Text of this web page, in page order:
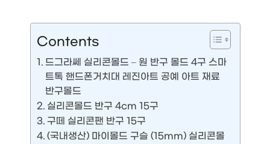
Contents
드그라쎄 실리콘몰드 – 원 반구 몰드 4구 스마
트톡 핸드폰거치대 레진아트 공예 아트 재료
반구몰드
실리콘몰드 반구 4cm 15구
구떼 실리콘팬 반구 15구
(국내생산) 마이몰드 구슬 (15mm) 실리콘몰